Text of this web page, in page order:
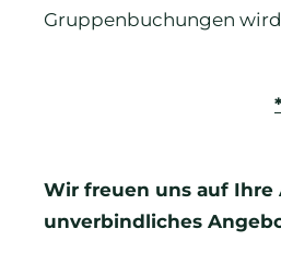
Gruppenbuchungen
Wir freuen uns auf Ihre
unverbindliches